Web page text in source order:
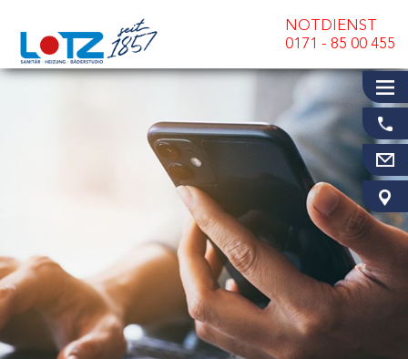
NOTDIENST
0171 - 85 00 455